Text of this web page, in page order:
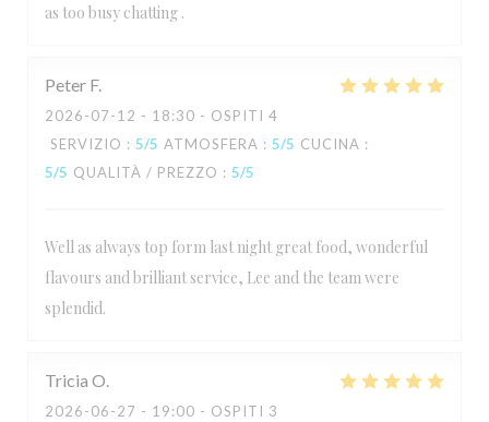
as too busy chatting .
Peter F
2026-07-12 - 18:30 - OSPITI 4
SERVIZIO : 5/5 ATMOSFERA : 5/5 CUCINA :
5/5 QUALITÀ / PREZZO : 5/5
Well as always top form last night great food, wonderful
flavours and brilliant service, Lee and the team were
splendid.
Tricia O
2026-06-27 - 19:00 - OSPITI 3